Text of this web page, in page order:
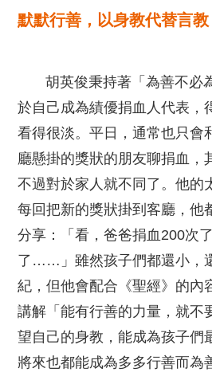
默默行善，以身教代替言教
胡英俊秉持著「為善不必
於自己成為績優捐血人代表，
看得很淡。平日，通常也只會
廳懸掛的獎狀的朋友聊捐血，
不過對於家人就不同了。他的
每回把新的獎狀掛到客廳，他
分享：「看，爸爸捐血200次
了……」雖然孩子們都還小，
紀，但他會配合《聖經》的內
講解「能有行善的力量，就不
望自己的身教，能成為孩子們
將來也都能成為多多行善而為